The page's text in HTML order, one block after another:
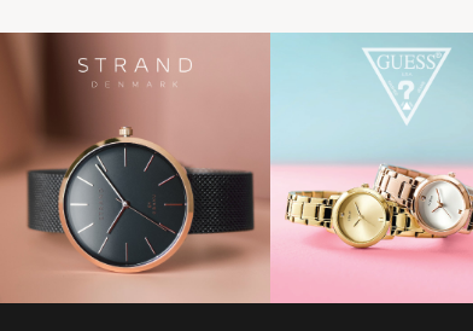
Mauve
Titane
Pailleté
Marron - Or Rosé